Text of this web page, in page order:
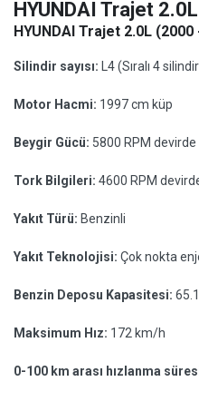
HYUNDAI Trajet
HYUNDAI Trajet 2.0L
Silindir sayısı: L4 (Sıralı 4
Motor Hacmi: 1997 cm küp
Beygir Gücü: 5800 RPM
Tork Bilgileri: 4600 RPM
Yakıt Türü: Benzinli
Yakıt Teknolojisi: Çok nokta
Benzin Deposu Kapasitesi:
Maksimum Hız: 172 km/h
0-100 km arası hızlanma